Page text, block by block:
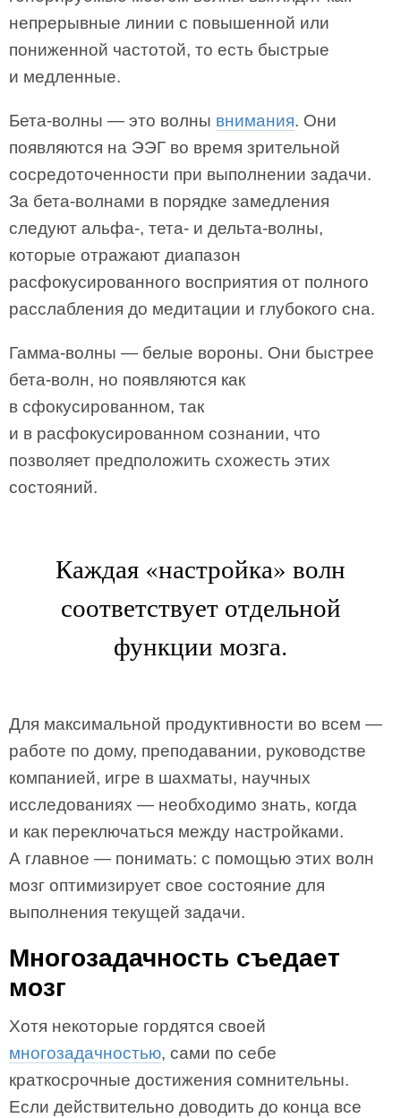
непрерывные линии с повышенной или
пониженной частотой, то есть быстрые
и медленные.
Бета-волны — это волны внимания. Они
появляются на ЭЭГ во время зрительной
сосредоточенности при выполнении задачи.
За бета-волнами в порядке замедления
следуют альфа-, тета- и дельта-волны,
которые отражают диапазон
расфокусированного восприятия от полного
расслабления до медитации и глубокого сна.
Гамма-волны — белые вороны. Они быстрее
бета-волн, но появляются как
в сфокусированном, так
и в расфокусированном сознании, что
позволяет предположить схожесть этих
состояний.
Каждая «настройка» волн
соответствует отдельной
функции мозга.
Для максимальной продуктивности во всем —
работе по дому, преподавании, руководстве
компанией, игре в шахматы, научных
исследованиях — необходимо знать, когда
и как переключаться между настройками.
А главное — понимать: с помощью этих волн
мозг оптимизирует свое состояние для
выполнения текущей задачи.
Многозадачность съедает
мозг
Хотя некоторые гордятся своей
многозадачностью, сами по себе
краткосрочные достижения сомнительны.
Если действительно доводить до конца все